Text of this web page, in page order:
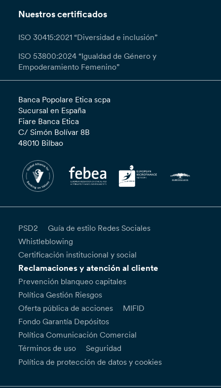
Nuestros certificados
ISO 30415:2021 “Diversidad e inclusión”
ISO 53800:2024 “Igualdad de Género y
Empoderamiento Femenino”
Banca Popolare Etica scpa
Sucursal en España
Fiare Banca Etica
C/ Simón Bolívar 8B
48010 Bilbao
PSD2
Guía de estilo Redes Sociales
Whistleblowing
Certificación institucional y social
Reclamaciones y atención al cliente
Prevención blanqueo capitales
Política Gestión Riesgos
Oferta pública de acciones
MIFID
Fondo Garantía Depósitos
Política Comunicación Comercial
Términos de uso
Seguridad
Política de protección de datos y cookies